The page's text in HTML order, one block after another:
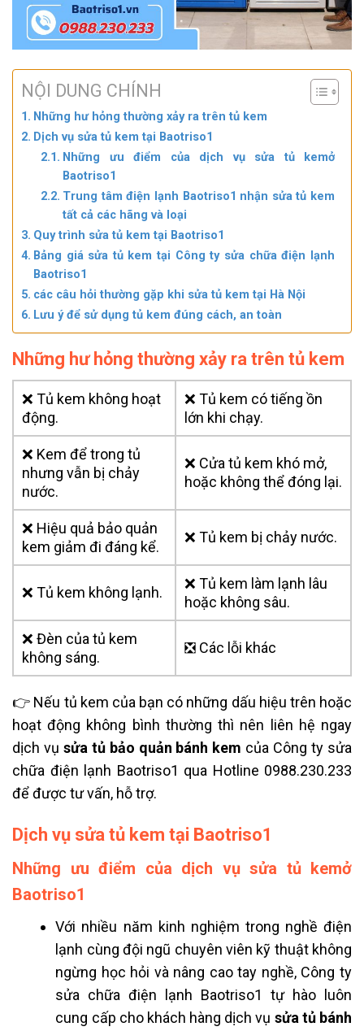
NỘI DUNG CHÍNH
Những hư hỏng thường xảy ra trên tủ kem
Dịch vụ sửa tủ kem tại Baotriso1
Những ưu điểm của dịch vụ sửa tủ kemở
Baotriso1
Trung tâm điện lạnh Baotriso1 nhận sửa tủ kem
tất cả các hãng và loại
Quy trình sửa tủ kem tại Baotriso1
Bảng giá sửa tủ kem tại Công ty sửa chữa điện lạnh
Baotriso1
các câu hỏi thường gặp khi sửa tủ kem tại Hà Nội
Lưu ý để sử dụng tủ kem đúng cách, an toàn
Những hư hỏng thường xảy ra trên tủ kem
❌ Tủ kem không hoạt
động.
❌ Tủ kem có tiếng ồn
lớn khi chạy.
❌ Kem để trong tủ
nhưng vẫn bị chảy
nước.
❌ Cửa tủ kem khó mở,
hoặc không thể đóng lại.
❌ Hiệu quả bảo quản
kem giảm đi đáng kể.
❌ Tủ kem bị chảy nước.
❌ Tủ kem không lạnh.
❌ Tủ kem làm lạnh lâu
hoặc không sâu.
❌ Đèn của tủ kem
không sáng.
❎ Các lỗi khác
👉 Nếu tủ kem của bạn có những dấu hiệu trên hoặc
hoạt động không bình thường thì nên liên hệ ngay
dịch vụ sửa tủ bảo quản bánh kem của Công ty sửa
chữa điện lạnh Baotriso1 qua Hotline 0988.230.233
để được tư vấn, hỗ trợ.
Dịch vụ sửa tủ kem tại Baotriso1
Những ưu điểm của dịch vụ sửa tủ kemở
Baotriso1
Với nhiều năm kinh nghiệm trong nghề điện
lạnh cùng đội ngũ chuyên viên kỹ thuật không
ngừng học hỏi và nâng cao tay nghề, Công ty
sửa chữa điện lạnh Baotriso1 tự hào luôn
cung cấp cho khách hàng dịch vụ sửa tủ bánh